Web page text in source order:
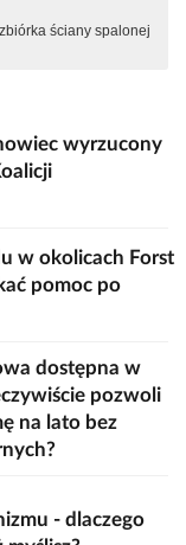
ściany spalonej
wyrzucony
w okolicach Forst
pomoc po
dostępna w
pozwoli
na lato bez
- dlaczego